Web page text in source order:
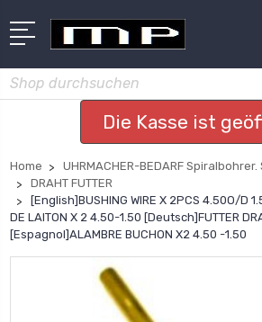
Suchen
Die Kasse ist
Home
UHRMACHER-BEDARF
DRAHT FUTTER
[English]BUSHING WIRE X 2PCS 4.50O/D
DE LAITON X 2 4.50-1.50 [Deutsch]FUTTER
[Espagnol]ALAMBRE BUCHON X2 4.50 -1.50